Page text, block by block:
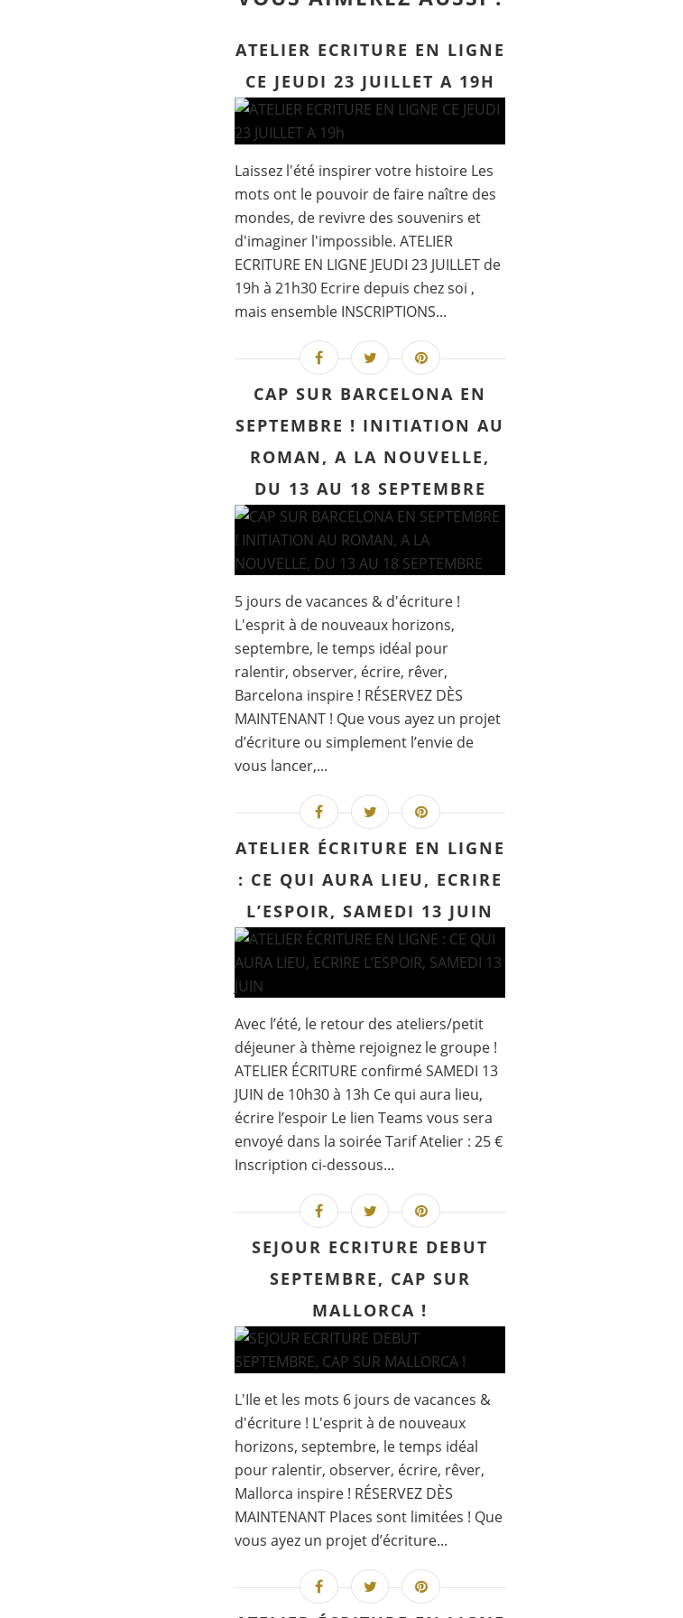
ATELIER ECRITURE EN LIGNE
CE JEUDI 23 JUILLET A 19H
Laissez l'été inspirer votre histoire Les
mots ont le pouvoir de faire naître des
mondes, de revivre des souvenirs et
d'imaginer l'impossible. ATELIER
ECRITURE EN LIGNE JEUDI 23 JUILLET de
19h à 21h30 Ecrire depuis chez soi ,
mais ensemble INSCRIPTIONS...
CAP SUR BARCELONA EN
SEPTEMBRE ! INITIATION AU
ROMAN, A LA NOUVELLE,
DU 13 AU 18 SEPTEMBRE
5 jours de vacances & d'écriture !
L'esprit à de nouveaux horizons,
septembre, le temps idéal pour
ralentir, observer, écrire, rêver,
Barcelona inspire ! RÉSERVEZ DÈS
MAINTENANT ! Que vous ayez un projet
d’écriture ou simplement l’envie de
vous lancer,...
ATELIER ÉCRITURE EN LIGNE
: CE QUI AURA LIEU, ECRIRE
L’ESPOIR, SAMEDI 13 JUIN
Avec l’été, le retour des ateliers/petit
déjeuner à thème rejoignez le groupe !
ATELIER ÉCRITURE confirmé SAMEDI 13
JUIN de 10h30 à 13h Ce qui aura lieu,
écrire l’espoir Le lien Teams vous sera
envoyé dans la soirée Tarif Atelier : 25 €
Inscription ci-dessous...
SEJOUR ECRITURE DEBUT
SEPTEMBRE, CAP SUR
MALLORCA !
L'Ile et les mots 6 jours de vacances &
d'écriture ! L'esprit à de nouveaux
horizons, septembre, le temps idéal
pour ralentir, observer, écrire, rêver,
Mallorca inspire ! RÉSERVEZ DÈS
MAINTENANT Places sont limitées ! Que
vous ayez un projet d’écriture...